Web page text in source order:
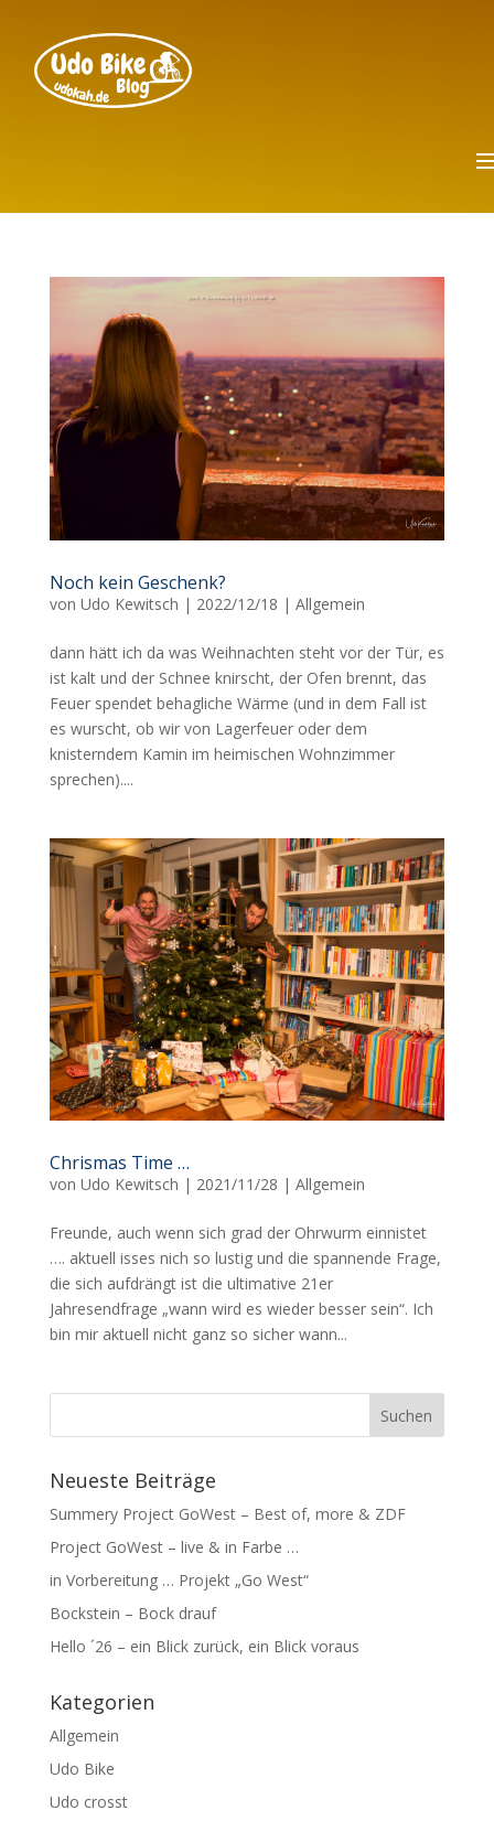
Noch kein Geschenk?
von Udo Kewitsch | 2022/12/18 | Allgemein
dann hätt ich da was Weihnachten steht vor der Tür, es
ist kalt und der Schnee knirscht, der Ofen brennt, das
Feuer spendet behagliche Wärme (und in dem Fall ist
es wurscht, ob wir von Lagerfeuer oder dem
knisterndem Kamin im heimischen Wohnzimmer
sprechen)....
Chrismas Time …
von Udo Kewitsch | 2021/11/28 | Allgemein
Freunde, auch wenn sich grad der Ohrwurm einnistet
…. aktuell isses nich so lustig und die spannende Frage,
die sich aufdrängt ist die ultimative 21er
Jahresendfrage „wann wird es wieder besser sein“. Ich
bin mir aktuell nicht ganz so sicher wann...
Neueste Beiträge
Summery Project GoWest – Best of, more & ZDF
Project GoWest – live & in Farbe …
in Vorbereitung … Projekt „Go West“
Bockstein – Bock drauf
Hello ´26 – ein Blick zurück, ein Blick voraus
Kategorien
Allgemein
Udo Bike
Udo crosst